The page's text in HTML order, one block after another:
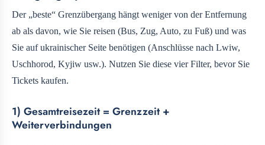
Der „beste“ Grenzübergang hängt weniger von der Entfernung
ab als davon, wie Sie reisen (Bus, Zug, Auto, zu Fuß) und was
Sie auf ukrainischer Seite benötigen (Anschlüsse nach Lwiw,
Uschhorod, Kyjiw usw.). Nutzen Sie diese vier Filter, bevor Sie
Tickets kaufen.
1) Gesamtreisezeit = Grenzzeit +
Weiterverbindungen